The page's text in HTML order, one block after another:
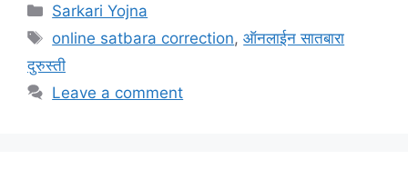
Categories
Sarkari Yojna
Tags
online satbara correction,ऑनलाईन सातबारा
दुरुस्ती
Leave a comment